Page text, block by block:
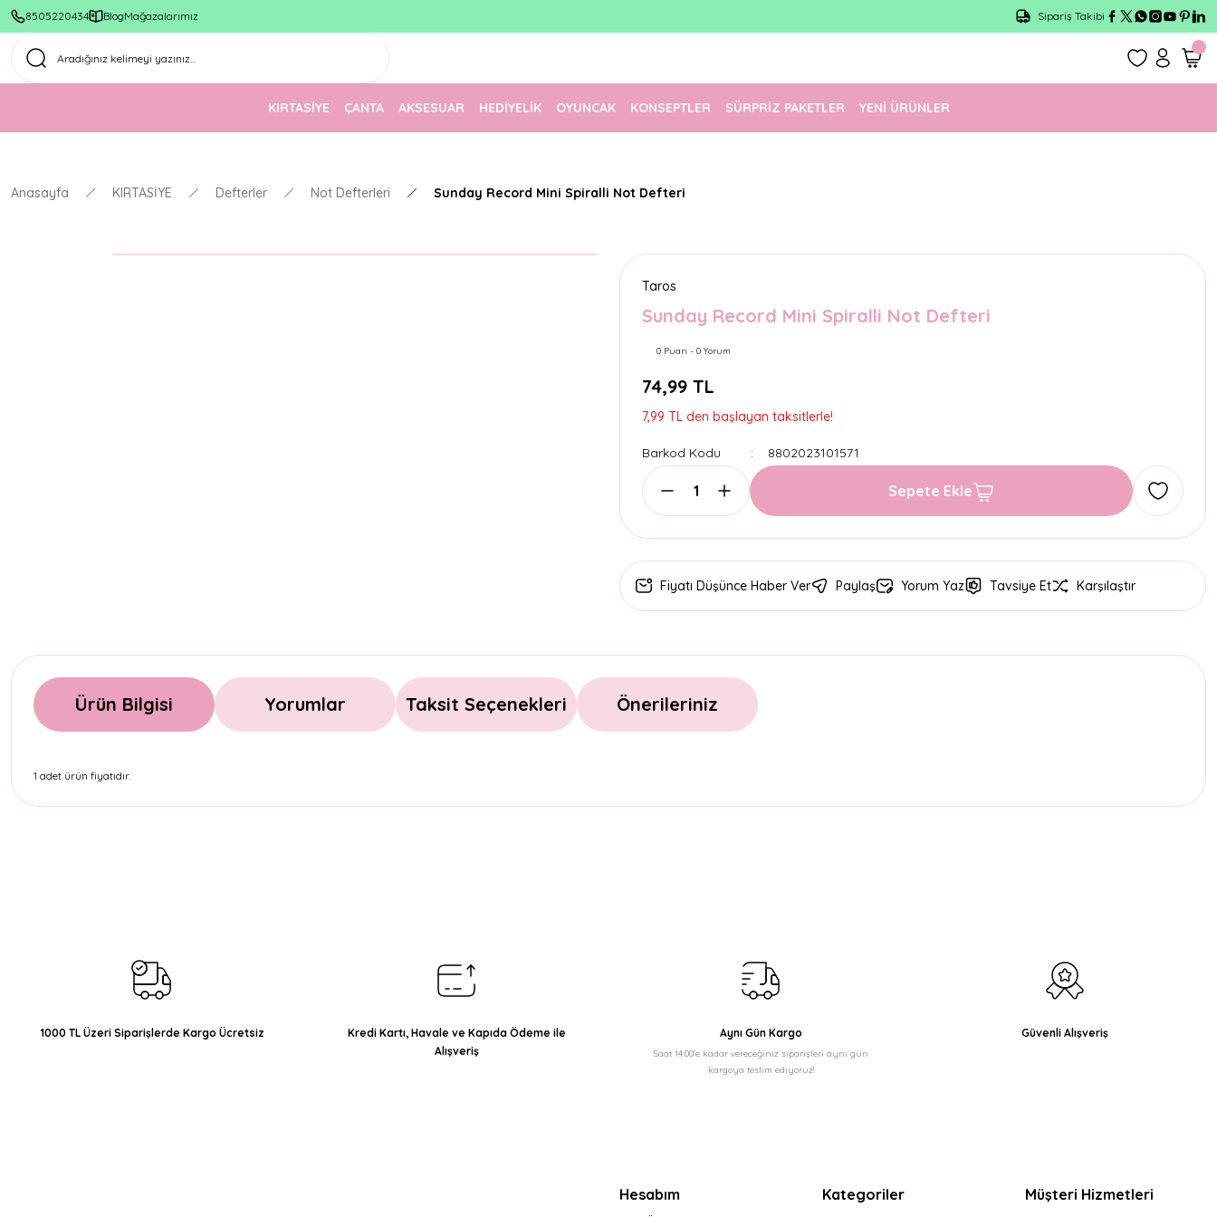
8505220434 BlogMağazalarımız
1500 TL Üzeri Ücretsiz Kargo
Sipariş Takibi
KIRTASİYE ÇANTA AKSESUAR HEDİYELİK OYUNCAK KONSEPTLER SÜRPRİZ PAKETLER YENİ ÜRÜNLER
Anasayfa KIRTASİYE Defterler Not Defterleri Sunday Record Mini Spiralli Not Defteri
Taros
Sunday Record Mini Spiralli Not Defteri
0 Puan - 0 Yorum
74,99 TL
7,99 TL den başlayan taksitlerle!
Barkod Kodu 8802023101571
Sepete Ekle
Fiyatı Düşünce Haber Ver Paylaş Yorum Yaz Tavsiye Et Karşılaştır
Ürün Bilgisi Yorumlar Taksit Seçenekleri Önerileriniz
1 adet ürün fiyatıdır.
Ürün fiyatı diğer sitelerden daha pahalı.
Bu ürüne benzer farklı alternatifler olmalı.
1000 TL Üzeri Siparişlerde Kargo Ücretsiz
Kredi Kartı, Havale ve Kapıda Ödeme ile
Alışveriş
Aynı Gün Kargo
Saat 14:00'e kadar vereceğiniz siparişleri aynı gün
kargoya teslim ediyoruz!
Güvenli Alışveriş
Hesabım Kategoriler Müşteri Hizmetleri